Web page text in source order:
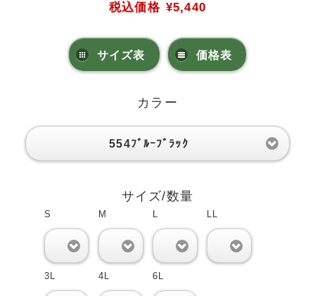
税込価格 ¥5,440
サイズ表 価格表
カラー
554ﾌﾞﾙｰﾌﾞﾗｯｸ
サイズ/数量
S M L LL
3L 4L 6L